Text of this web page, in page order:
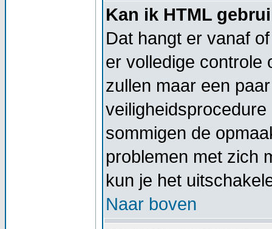
Kan ik HTML
Dat hangt er vanaf
er volledige controle
zullen maar een
sommigen de
problemen met zich
kun je het
Naar boven